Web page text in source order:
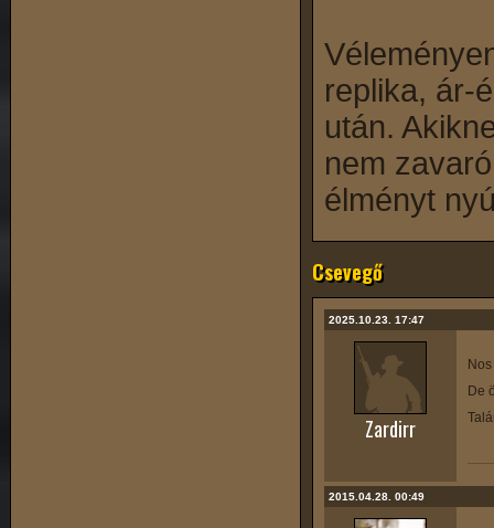
replika, ár-
után.
nem
élményt
Csevegő
2025.10.23. 17:47
Zardirr
De
2015.04.28. 00:49